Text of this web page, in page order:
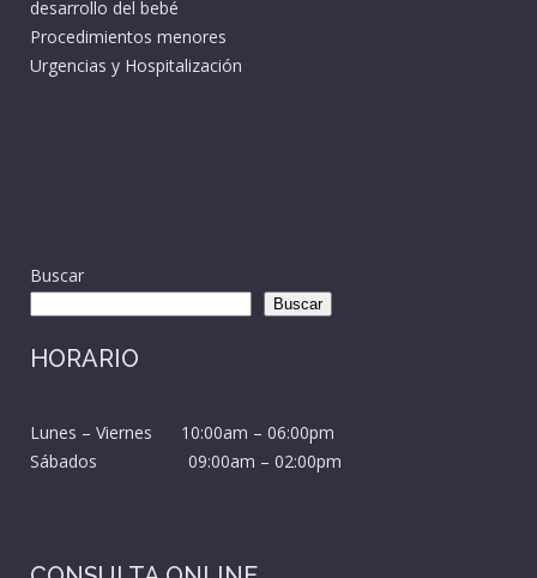
desarrollo del bebé
Procedimientos menores
Urgencias y Hospitalización
Buscar
Buscar
HORARIO
Lunes – Viernes 10:00am – 06:00pm
Sábados 09:00am – 02:00pm